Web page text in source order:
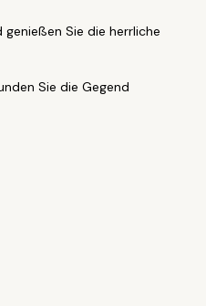
genießen Sie die herrliche
Sie die Gegend